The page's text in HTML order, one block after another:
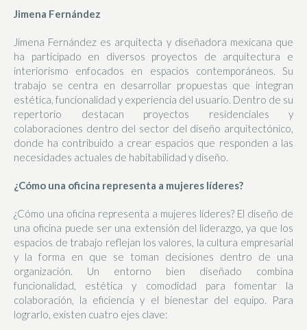
Jimena Fernández
Jimena Fernández es arquitecta y diseñadora mexicana que
ha participado en diversos proyectos de arquitectura e
interiorismo enfocados en espacios contemporáneos. Su
trabajo se centra en desarrollar propuestas que integran
estética, funcionalidad y experiencia del usuario. Dentro de su
repertorio destacan proyectos residenciales y
colaboraciones dentro del sector del diseño arquitectónico,
donde ha contribuido a crear espacios que responden a las
necesidades actuales de habitabilidad y diseño.
¿Cómo una oficina representa a mujeres líderes?
¿Cómo una oficina representa a mujeres líderes? El diseño de
una oficina puede ser una extensión del liderazgo, ya que los
espacios de trabajo reflejan los valores, la cultura empresarial
y la forma en que se toman decisiones dentro de una
organización. Un entorno bien diseñado combina
funcionalidad, estética y comodidad para fomentar la
colaboración, la eficiencia y el bienestar del equipo. Para
lograrlo, existen cuatro ejes clave: